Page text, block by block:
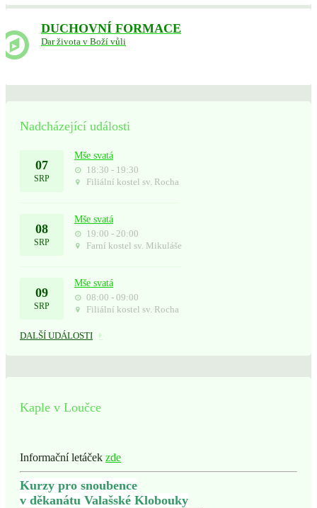
DUCHOVNÍ FORMACE
Dar života v Boží vůli
Nadcházející události
07
SRP
Mše svatá
18:30 - 19:30
Filiální kostel sv. Rocha
08
SRP
Mše svatá
19:00 - 20:00
Farní kostel sv. Mikuláše
09
SRP
Mše svatá
08:00 - 09:00
Filiální kostel sv. Rocha
DALŠÍ UDÁLOSTI
Kaple v Loučce
Informační letáček zde
Kurzy pro snoubence
v děkanátu Valašské Klobouky